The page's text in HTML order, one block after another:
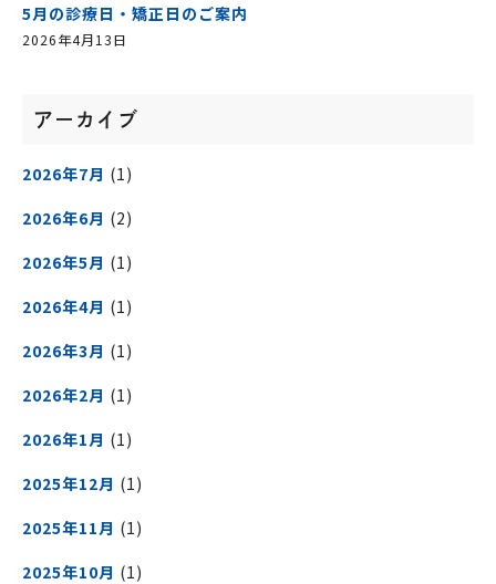
5月の診療日・矯正日のご案内
2026年4月13日
アーカイブ
2026年7月 (1)
2026年6月 (2)
2026年5月 (1)
2026年4月 (1)
2026年3月 (1)
2026年2月 (1)
2026年1月 (1)
2025年12月 (1)
2025年11月 (1)
2025年10月 (1)